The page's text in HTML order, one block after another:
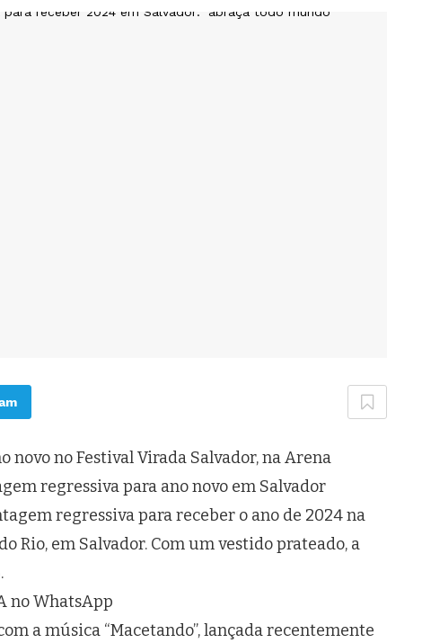
no Festival Virada Salvador, na Arena
regressiva para ano novo em Salvador
regressiva para receber o ano de 2024 na
Rio, em Salvador. Com um vestido prateado, a
no WhatsApp
a música “Macetando”, lançada recentemente